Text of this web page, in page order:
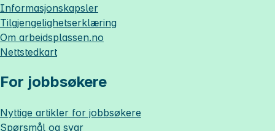
Informasjonskapsler
Tilgjengelighetserklæring
Om arbeidsplassen.no
Nettstedkart
For jobbsøkere
Nyttige artikler for jobbsøkere
Spørsmål og svar